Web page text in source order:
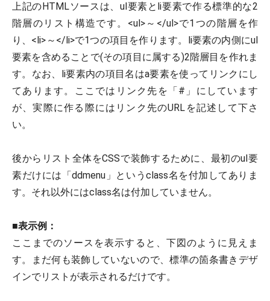
上記のHTMLソースは、ul要素とli要素で作る標準的な2
階層のリスト構造です。<ul>～</ul>で1つの階層を作
り、<li>～</li>で1つの項目を作ります。li要素の内側にul
要素を含めることで(その項目に属する)2階層目を作れま
す。なお、li要素内の項目名はa要素を使ってリンクにし
てあります。ここではリンク先を「#」にしています
が、実際に作る際にはリンク先のURLを記述して下さ
い。
後からリスト全体をCSSで装飾するために、最初のul要
素だけには「ddmenu」というclass名を付加してありま
す。それ以外にはclass名は付加していません。
■表示例：
ここまでのソースを表示すると、下図のように見えま
す。まだ何も装飾していないので、標準の箇条書きデザ
インでリストが表示されるだけです。